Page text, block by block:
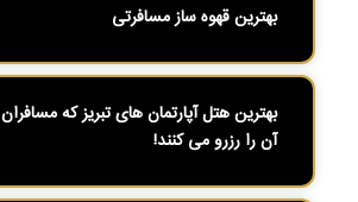
بهترین قهوه ساز مسافرتی
بهترین هتل آپارتمان های تبریز که مسافران
آن را رزرو می کنند!